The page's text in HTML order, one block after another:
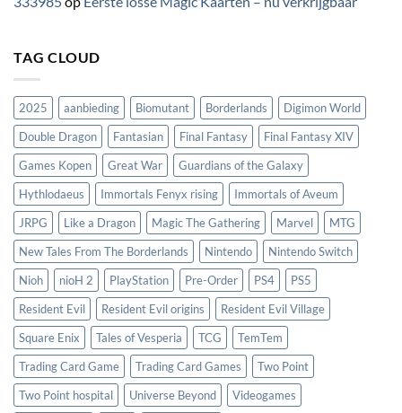
TAG CLOUD
2025 aanbieding Biomutant Borderlands
Digimon World
Double Dragon
Fantasian Final Fantasy
Final Fantasy XIV
Games Kopen
Great War
Guardians of the Galaxy
Hythlodaeus
Immortals Fenyx rising
Immortals of Aveum
JRPG
Like a Dragon Magic The Gathering Marvel
MTG
New Tales From The Borderlands
Nintendo
Nintendo Switch
Nioh
nioH 2 PlayStation Pre-Order PS4
PS5
Resident Evil
Resident Evil origins
Resident Evil Village
Square Enix
Tales of Vesperia TCG
TemTem
Trading Card Game
Trading Card Games
Two Point
Two Point hospital
Universe Beyond
Videogames